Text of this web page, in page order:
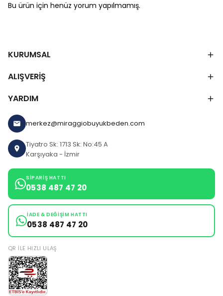
Bu ürün için henüz yorum yapılmamış.
KURUMSAL
ALIŞVERİŞ
YARDIM
merkez@miraggiobuyukbeden.com
Tiyatro Sk: 1713 Sk: No:45 A
Karşıyaka - İzmir
SIPARIŞ HATTI
0538 487 47 20
İADE & DEĞIŞIM HATTI
0538 487 47 20
QR ILE HIZLI ULAŞ